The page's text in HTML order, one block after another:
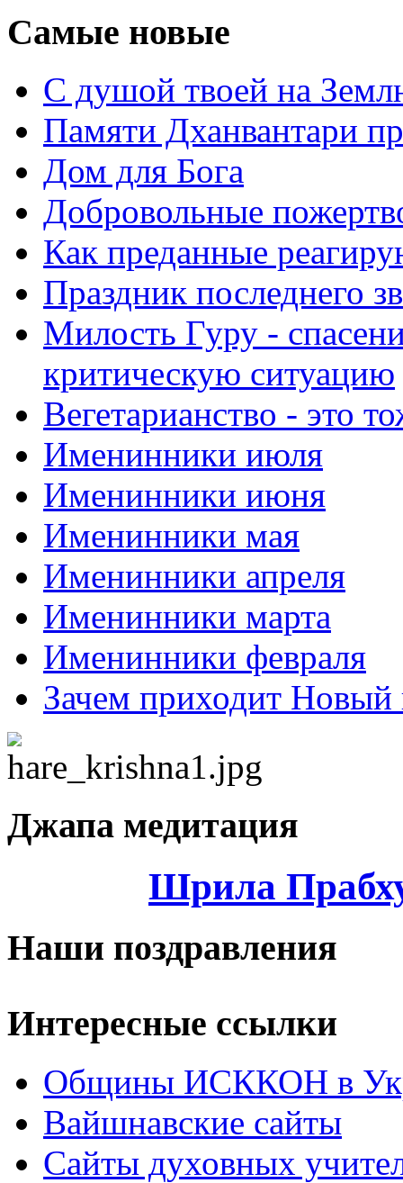
Самые новые
С душой твоей на
Памяти Дханвантари
Дом для Бога
Добровольные
Как преданные
Праздник последнего
Милость Гуру -
критическую ситуацию
Вегетарианство - это
Именинники июля
Именинники июня
Именинники мая
Именинники апреля
Именинники марта
Именинники февраля
Зачем приходит Новый
Джапа медитация
Шрила
Наши поздравления
Интересные ссылки
Общины ИСККОН в
Вайшнавские сайты
Сайты духовных